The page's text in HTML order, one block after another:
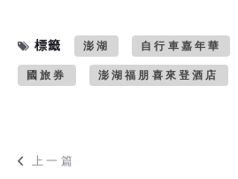
標籤 澎湖 自行車嘉年華
國旅券 澎湖福朋喜來登酒店
上一篇